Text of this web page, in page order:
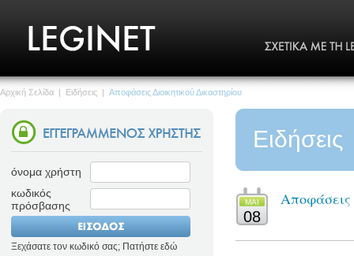
Αρχική Σελίδα | Ειδήσεις | Αποφάσεις Διοικητικού Δικαστηρίου
όνομα χρήστη
κωδικός
πρόσβασης
Ξεχάσατε τον κωδικό σας; Πατήστε εδώ
Ειδήσεις
MΑΙ
08
Αποφάσεις